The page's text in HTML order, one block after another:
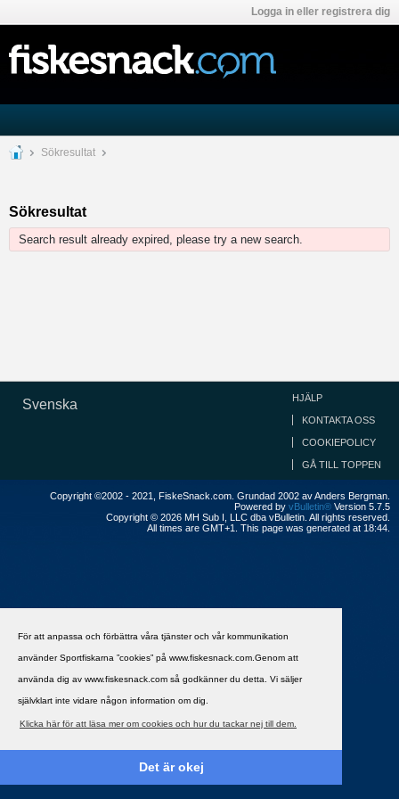
För att anpassa och förbättra våra tjänster och vår kommunikation
använder Sportfiskarna ”cookies” på www.fiskesnack.com.Genom att
använda dig av www.fiskesnack.com så godkänner du detta. Vi säljer
självklart inte vidare någon information om dig.
Klicka här för att läsa mer om cookies och hur du tackar nej till dem.
Det är okej
Logga in eller registrera dig
Sökresultat
Sökresultat
Search result already expired, please try a new search.
Svenska HJÄLP
KONTAKTA OSS
COOKIEPOLICY
GÅ TILL TOPPEN
Copyright ©2002 - 2021, FiskeSnack.com. Grundad 2002 av Anders Bergman.
Powered by vBulletin® Version 5.7.5
Copyright © 2026 MH Sub I, LLC dba vBulletin. All rights reserved.
All times are GMT+1. This page was generated at 18:44.